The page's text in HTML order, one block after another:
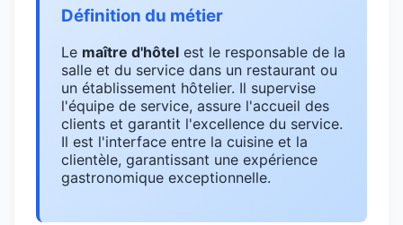
Définition du métier
Le maître d'hôtel est le responsable de la
salle et du service dans un restaurant ou
un établissement hôtelier. Il supervise
l'équipe de service, assure l'accueil des
clients et garantit l'excellence du service.
Il est l'interface entre la cuisine et la
clientèle, garantissant une expérience
gastronomique exceptionnelle.